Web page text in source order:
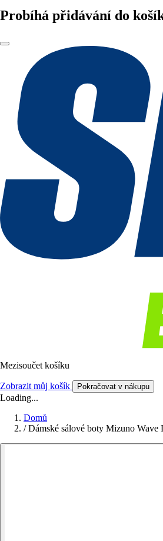
Probíhá přidávání do
Mezisoučet košíku
Zobrazit můj košík Pokračovat v nákupu
Loading...
Domů
/ Dámské sálové boty Mizuno Wave